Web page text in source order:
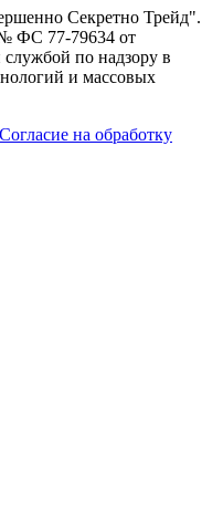
Секретно Трейд".
ФС 77-79634 от
по надзору в
и массовых
Согласие на обработку